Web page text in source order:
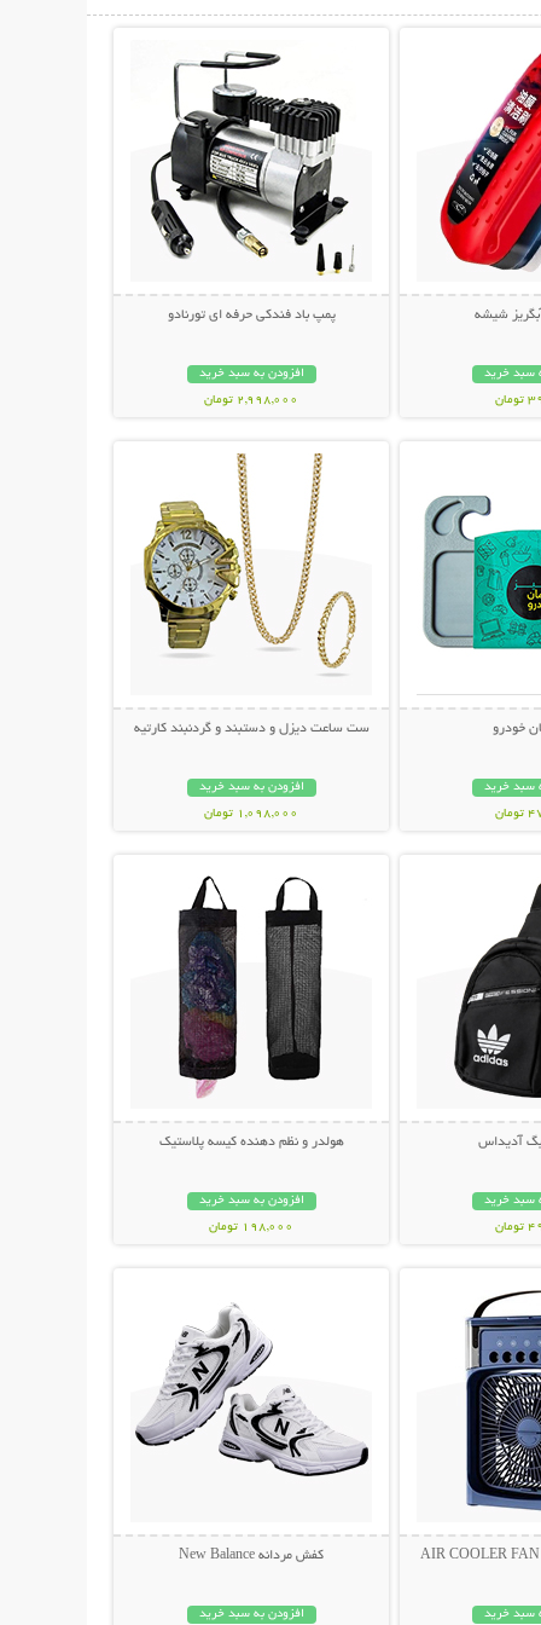
شیشه
سبد خرید
پمپ باد فندکی حرفه ای تورنادو
افزودن به سبد خرید
2,998,000 تومان
خودرو
سبد خرید
ست ساعت دیزل و دستبند و گردنبند کارتیه
افزودن به سبد خرید
1,098,000 تومان
آدیداس
سبد خرید
هولدر و نظم دهنده کیسه پلاستیک
افزودن به سبد خرید
198,000 تومان
سبد خرید
کفش مردانه New Balance
افزودن به سبد خرید